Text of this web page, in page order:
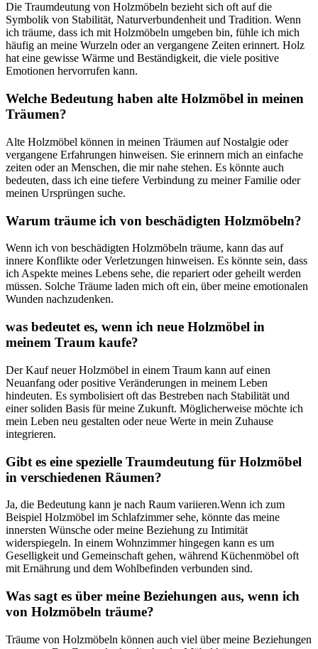
Die Traumdeutung von Holzmöbeln ​bezieht⁢ sich oft auf die ​
Symbolik von Stabilität, Naturverbundenheit und Tradition. Wenn
⁢ich träume, ⁣dass ich⁣ mit Holzmöbeln ‍umgeben bin, fühle ich mich
häufig an ⁢meine Wurzeln oder an vergangene ​Zeiten erinnert. ⁣Holz ​
hat eine‍ gewisse Wärme und Beständigkeit,‌ die viele positive
Emotionen hervorrufen ⁤kann.
Welche Bedeutung‌ haben alte ⁤Holzmöbel in meinen
Träumen?
Alte Holzmöbel können ‌in meinen Träumen auf Nostalgie ⁣oder
vergangene Erfahrungen hinweisen. ⁤Sie​ erinnern mich an einfache
zeiten oder ‍an Menschen, ‍die mir ⁣nahe stehen. Es könnte ​auch
bedeuten, dass​ ich eine tiefere Verbindung zu meiner Familie⁤ oder
meinen Ursprüngen‌ suche.
Warum⁢ träume ich von ​beschädigten Holzmöbeln?
Wenn ich von beschädigten Holzmöbeln träume, kann das auf
⁤innere Konflikte oder Verletzungen hinweisen.⁣ Es könnte sein, dass
⁣ich⁣ Aspekte ⁤meines Lebens ‌sehe, die repariert oder⁣ geheilt werden
⁣müssen. Solche⁢ Träume laden mich oft ein, ‌über⁣ meine emotionalen
Wunden ⁢nachzudenken.
was ⁤bedeutet es, ⁤wenn ich neue Holzmöbel ​in
‍meinem Traum⁢ kaufe?
Der ⁣Kauf neuer Holzmöbel in⁢ einem ‌Traum ‍kann auf ⁢einen
Neuanfang oder positive‍ Veränderungen ⁤in meinem Leben⁤
hindeuten. Es symbolisiert oft ‍das Bestreben nach Stabilität und
einer soliden Basis für meine Zukunft. Möglicherweise​ möchte⁢ ich
mein Leben neu gestalten oder neue Werte in mein‍ Zuhause
integrieren.
Gibt ‌es eine spezielle Traumdeutung⁤ für⁣ Holzmöbel
in verschiedenen Räumen?
Ja, die Bedeutung ⁣kann je nach Raum variieren.Wenn ich zum
Beispiel​ Holzmöbel ⁢im‍ Schlafzimmer sehe, könnte ​das meine‌
innersten Wünsche ⁣oder meine Beziehung ​zu​ Intimität
widerspiegeln. In ⁤einem Wohnzimmer⁤ hingegen kann es um
Geselligkeit und Gemeinschaft ⁣gehen, während Küchenmöbel⁤ oft
mit Ernährung ‌und dem Wohlbefinden verbunden sind.
Was sagt es⁣ über meine ⁢Beziehungen aus, wenn ich
von Holzmöbeln träume?
Träume von Holzmöbeln können auch viel über meine Beziehungen